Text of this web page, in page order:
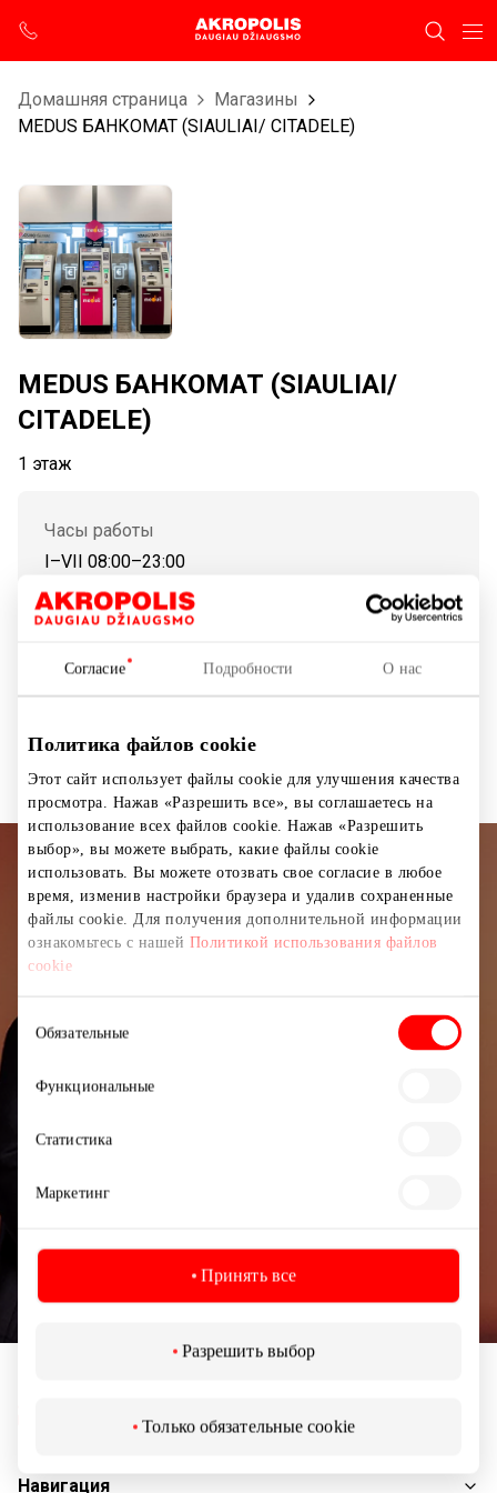
Согласие Подробности О нас
Политика файлов cookie
Этот сайт использует файлы cookie для улучшения качества
просмотра. Нажав «Разрешить все», вы соглашаетесь на
использование всех файлов cookie. Нажав «Разрешить
выбор», вы можете выбрать, какие файлы cookie
использовать. Вы можете отозвать свое согласие в любое
время, изменив настройки браузера и удалив сохраненные
файлы cookie. Для получения дополнительной информации
ознакомьтесь с нашей Политикой использования файлов
cookie
Выбор
согласия
Обязательные
Функциональные
Статистика
Маркетинг
Принять все
Разрешить выбор
Только обязательные cookie
Домашняя страница
Магазины
MEDUS БАНКОМАТ (SIAULIAI/ CITADELE)
MEDUS БАНКОМАТ (SIAULIAI/
CITADELE)
1 этаж
Часы работы
I–VII 08:00–23:00
Показать на карте
Банкоматы
Подписывайтесь на рассылку
новостей
Узнайте первыми о лучших предложениях,
Подписываясь на рассылку, вы подтверждаете,
что вам исполнилось 13 лет.
Навигация